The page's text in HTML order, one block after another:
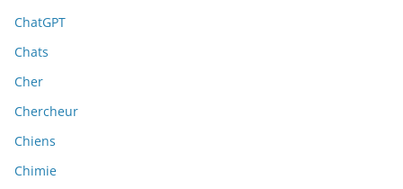
ChatGPT
Chats
Cher
Chercheur
Chiens
Chimie